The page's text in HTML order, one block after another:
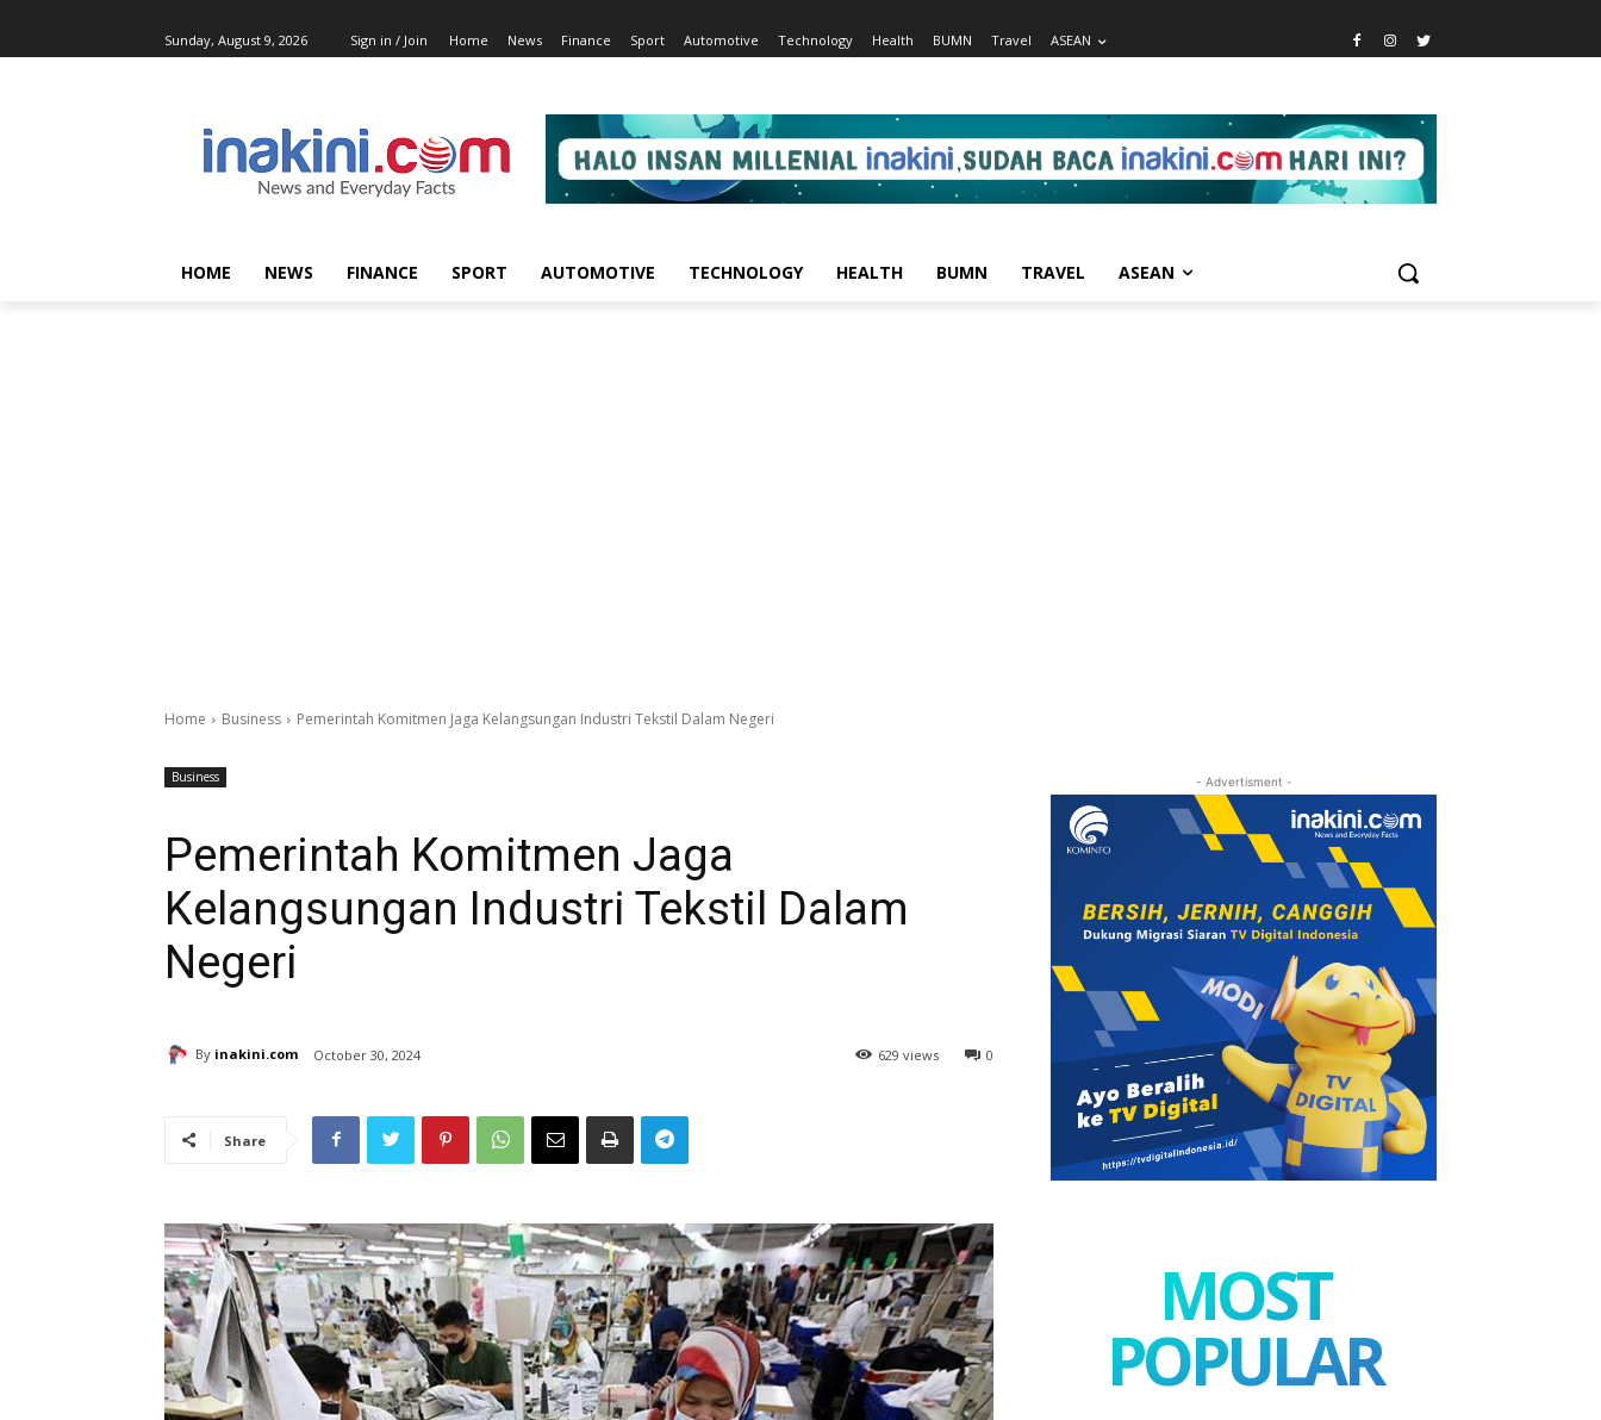
Sunday, August 9, 2026 Sign in / Join Home News Finance Sport Automotive Technology Health BUMN Travel ASEAN
HOME NEWS FINANCE SPORT AUTOMOTIVE TECHNOLOGY HEALTH BUMN TRAVEL ASEAN
Home Business Pemerintah Komitmen Jaga Kelangsungan Industri Tekstil Dalam Negeri
Business
Pemerintah Komitmen Jaga
Kelangsungan Industri Tekstil Dalam
Negeri
By inakini.com October 30, 2024 0
629 views
Share
- Advertisment -
MOST
POPULAR